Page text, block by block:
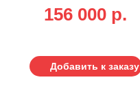
3.2 мм, 6.1 л, 71 кг)
156 000 p.
Добавить к заказу